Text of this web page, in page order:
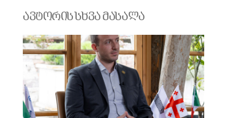
ავტორის სხვა მასალა